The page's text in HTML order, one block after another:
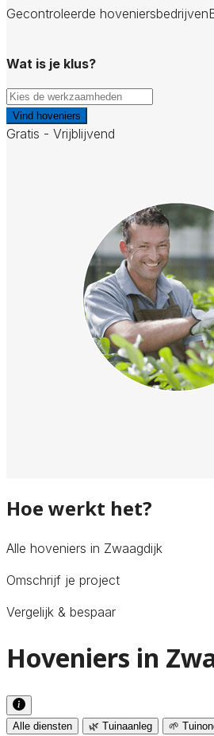
Gecontroleerde hoveniersbedrijven
Wat is je klus?
Vind hoveniers
Gratis - Vrijblijvend
Hoe werkt het?
Alle hoveniers in Zwaagdijk
Omschrijf je project
Vergelijk & bespaar
Hoveniers in
Alle diensten 🌿 Tuinaanleg 🌱